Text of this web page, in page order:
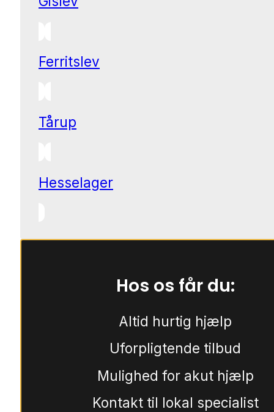
Ferritslev
Tårup
Hesselager
Hos os får du:
Altid hurtig hjælp
Uforpligtende tilbud
Mulighed for akut hjælp
Kontakt til lokal specialist